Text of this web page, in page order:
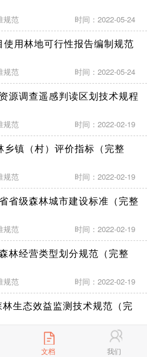
规范 时间：2022-05-24
用林地可行性报告编制规范
规范 时间：2022-05-24
源调查遥感判读区划技术规程
规范 时间：2022-02-19
镇（村）评价指标（完整
规范 时间：2022-02-19
省级森林城市建设标准（完整
规范 时间：2022-02-19
林经营类型划分规范（完整
规范 时间：2022-02-19
生态效益监测技术规范（完
范 时间：2022-02-19
文档 我们